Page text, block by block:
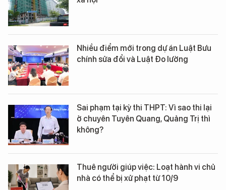
Nhiều điểm mới trong dự án Luật Bưu
chính sửa đổi và Luật Đo lường
Sai phạm tại kỳ thi THPT: Vì sao thi lại
ở chuyên Tuyên Quang, Quảng Trị thì
không?
Thuê người giúp việc: Loạt hành vi chủ
nhà có thể bị xử phạt từ 10/9